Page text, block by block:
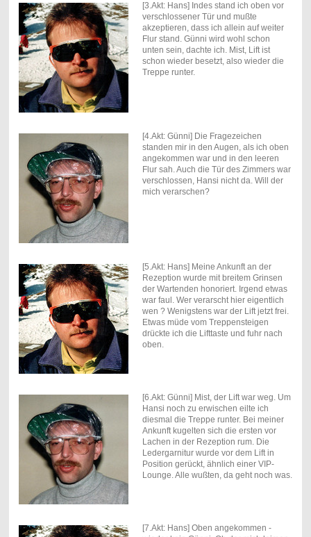
[3.Akt: Hans] Indes stand ich oben vor
verschlossener Tür und mußte
akzeptieren, dass ich allein auf weiter
Flur stand. Günni wird wohl schon
unten sein, dachte ich. Mist, Lift ist
schon wieder besetzt, also wieder die
Treppe runter.
[4.Akt: Günni] Die Fragezeichen
standen mir in den Augen, als ich oben
angekommen war und in den leeren
Flur sah. Auch die Tür des Zimmers war
verschlossen, Hansi nicht da. Will der
mich verarschen?
[5.Akt: Hans] Meine Ankunft an der
Rezeption wurde mit breitem Grinsen
der Wartenden honoriert. Irgend etwas
war faul. Wer verarscht hier eigentlich
wen ? Wenigstens war der Lift jetzt frei.
Etwas müde vom Treppensteigen
drückte ich die Lifttaste und fuhr nach
oben.
[6.Akt: Günni] Mist, der Lift war weg. Um
Hansi noch zu erwischen eilte ich
diesmal die Treppe runter. Bei meiner
Ankunft kugelten sich die ersten vor
Lachen in der Rezeption rum. Die
Ledergarnitur wurde vor dem Lift in
Position gerückt, ähnlich einer VIP-
Lounge. Alle wußten, da geht noch was.
[7.Akt: Hans] Oben angekommen -